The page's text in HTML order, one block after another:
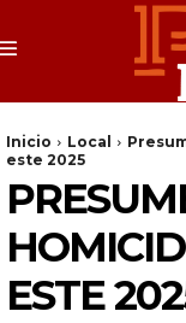
Inicio Local
este 2025
ESTE